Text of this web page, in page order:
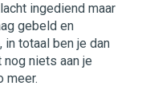
ingediend maar
gebeld en
totaal ben je dan
niets aan je
meer.